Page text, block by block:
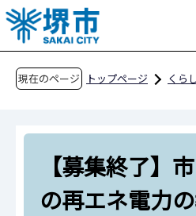
こ
の
ペ
現在のページ トップページ
くら
温暖化対策・地域エネ
事業所における脱炭
【募集終了】市内事
を支援する事業者を
【募集終了】
の再エネ電力